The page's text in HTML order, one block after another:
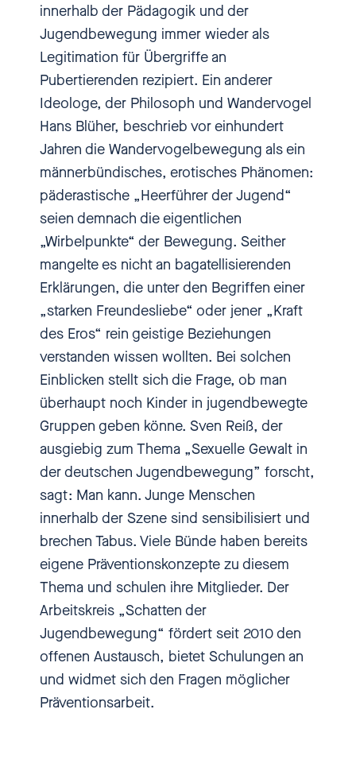
[00:01:01.290] - Nadia
Kailouli
Wenn man an Pfadfinder denkt,
dann fallen einem neben dem
Klischee der täglichen guten Tat
vor allem Abenteuer in Zeltlagern,
tolle Gemeinschaftserlebnisse
und Naturverbundenheit ein.
Doch die Erfolgsgeschichte hat
Schattenseiten. Anfang des
Jahres hat der Bund der
Pfadfinderinnen und Pfadfinder
eine Studie zum sexuellen
Missbrauch in den eigenen
Reihen in den vergangenen rund
30 Jahren vorgestellt. Die
Untersuchung geht von
mindestens 50 Beschuldigten
und 123 Betroffenen aus. Warum
es bei Pfadfindern immer wieder
zu sexueller Gewalt kommen
konnte, hat auch damit zu tun,
dass sexuelle Gewalt in
Jugendbewegungen lange als
pädagogischer Eros akzeptiert
und ideologisch legitimiert
wurde. Der Kulturwissenschaftler
Sven Reiß, der selbst einmal
Pfadfinder war, beschäftigt sich
innerhalb der Pädagogik und der
Jugendbewegung immer wieder als
Legitimation für Übergriffe an
Pubertierenden rezipiert. Ein anderer
Ideologe, der Philosoph und Wandervogel
Hans Blüher, beschrieb vor einhundert
Jahren die Wandervogelbewegung als ein
männerbündisches, erotisches Phänomen:
päderastische „Heerführer der Jugend“
seien demnach die eigentlichen
„Wirbelpunkte“ der Bewegung. Seither
mangelte es nicht an bagatellisierenden
Erklärungen, die unter den Begriffen einer
„starken Freundesliebe“ oder jener „Kraft
des Eros“ rein geistige Beziehungen
verstanden wissen wollten. Bei solchen
Einblicken stellt sich die Frage, ob man
überhaupt noch Kinder in jugendbewegte
Gruppen geben könne. Sven Reiß, der
ausgiebig zum Thema „Sexuelle Gewalt in
der deutschen Jugendbewegung” forscht,
sagt: Man kann. Junge Menschen
innerhalb der Szene sind sensibilisiert und
brechen Tabus. Viele Bünde haben bereits
eigene Präventionskonzepte zu diesem
Thema und schulen ihre Mitglieder. Der
Arbeitskreis „Schatten der
Jugendbewegung“ fördert seit 2010 den
offenen Austausch, bietet Schulungen an
und widmet sich den Fragen möglicher
Präventionsarbeit.